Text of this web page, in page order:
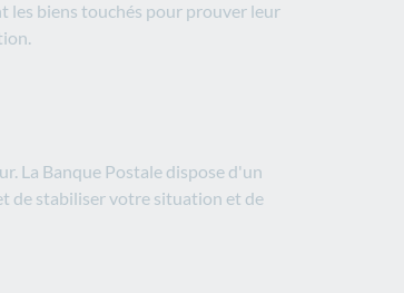
les biens touchés pour prouver leur
La Banque Postale dispose d'un
de stabiliser votre situation et de